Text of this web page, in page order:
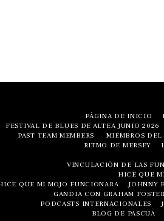
PÁGINA DE INICIO
FESTIVAL DE BLUES DE ALTEA JUNIO ​​2026
PAST TEAM MEMBERS
MIEMBROS
RITMO DE MERSEY
VINCULACIÓN DE LAS
HICE QUE
QUE MI MOJO FUNCIONARA
JOHNNY
GANDIA CON GRAHAM FOSTER
PODCASTS INTERNACIONALES
BLOG DE PASCUA